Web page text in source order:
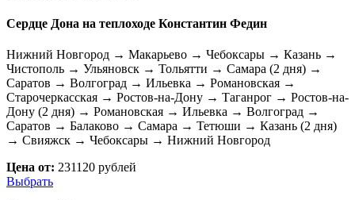
Сердце Дона на теплоходе Константин Федин
Нижний Новгород → Макарьево → Чебоксары → Казань →
Чистополь → Ульяновск → Тольятти → Самара (2 дня) →
Саратов → Волгоград → Ильевка → Романовская →
Старочеркасская → Ростов-на-Дону → Таганрог → Ростов-на-
Дону (2 дня) → Романовская → Ильевка → Волгоград →
Саратов → Балаково → Самара → Тетюши → Казань (2 дня)
→ Свияжск → Чебоксары → Нижний Новгород
Цена от: 231120 рублей
Выбрать